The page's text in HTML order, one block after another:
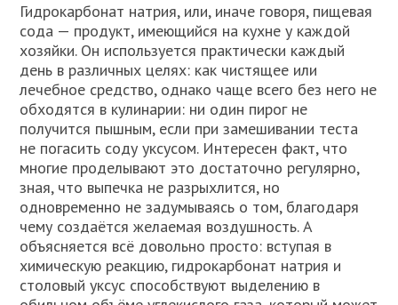
Гидрокарбонат натрия, или, иначе говоря, пищевая
сода — продукт, имеющийся на кухне у каждой
хозяйки. Он используется практически каждый
день в различных целях: как чистящее или
лечебное средство, однако чаще всего без него не
обходятся в кулинарии: ни один пирог не
получится пышным, если при замешивании теста
не погасить соду уксусом. Интересен факт, что
многие проделывают это достаточно регулярно,
зная, что выпечка не разрыхлится, но
одновременно не задумываясь о том, благодаря
чему создаётся желаемая воздушность. А
объясняется всё довольно просто: вступая в
химическую реакцию, гидрокарбонат натрия и
столовый уксус способствуют выделению в